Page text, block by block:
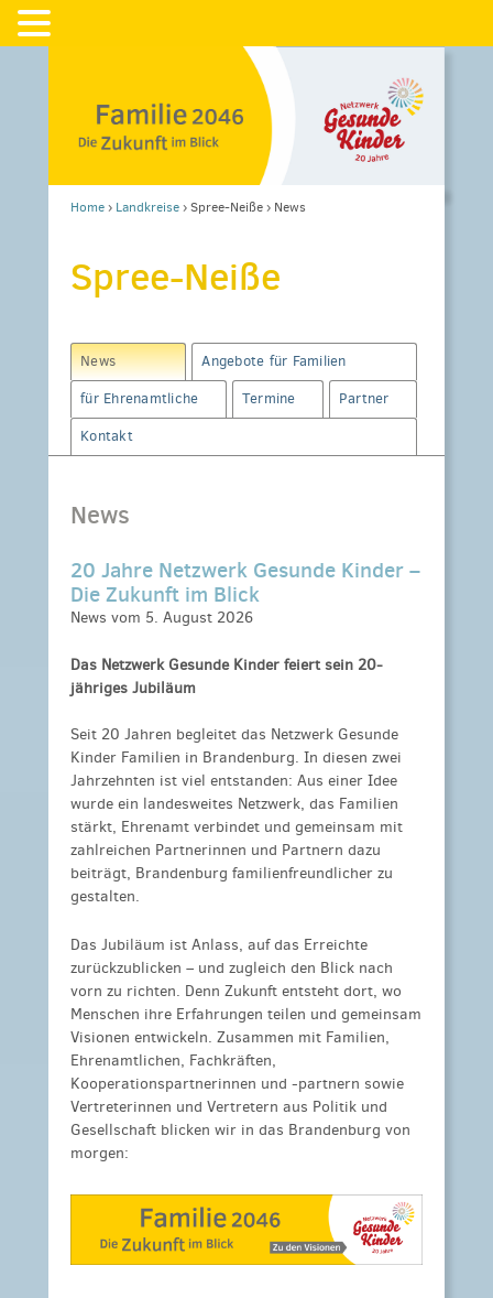
Home› Landkreise›Spree-Neiße› News
Spree-Neiße
News
Angebote für Familien
für Ehrenamtliche
Termine
Partner
Kontakt
News
20 Jahre Netzwerk Gesunde Kinder –
Die Zukunft im Blick
News vom 5. August 2026
Das Netzwerk Gesunde Kinder feiert sein 20-
jähriges Jubiläum
Seit 20 Jahren begleitet das Netzwerk Gesunde
Kinder Familien in Brandenburg. In diesen zwei
Jahrzehnten ist viel entstanden: Aus einer Idee
wurde ein landesweites Netzwerk, das Familien
stärkt, Ehrenamt verbindet und gemeinsam mit
zahlreichen Partnerinnen und Partnern dazu
beiträgt, Brandenburg familienfreundlicher zu
gestalten.
Das Jubiläum ist Anlass, auf das Erreichte
zurückzublicken – und zugleich den Blick nach
vorn zu richten. Denn Zukunft entsteht dort, wo
Menschen ihre Erfahrungen teilen und gemeinsam
Visionen entwickeln. Zusammen mit Familien,
Ehrenamtlichen, Fachkräften,
Kooperationspartnerinnen und -partnern sowie
Vertreterinnen und Vertretern aus Politik und
Gesellschaft blicken wir in das Brandenburg von
morgen: